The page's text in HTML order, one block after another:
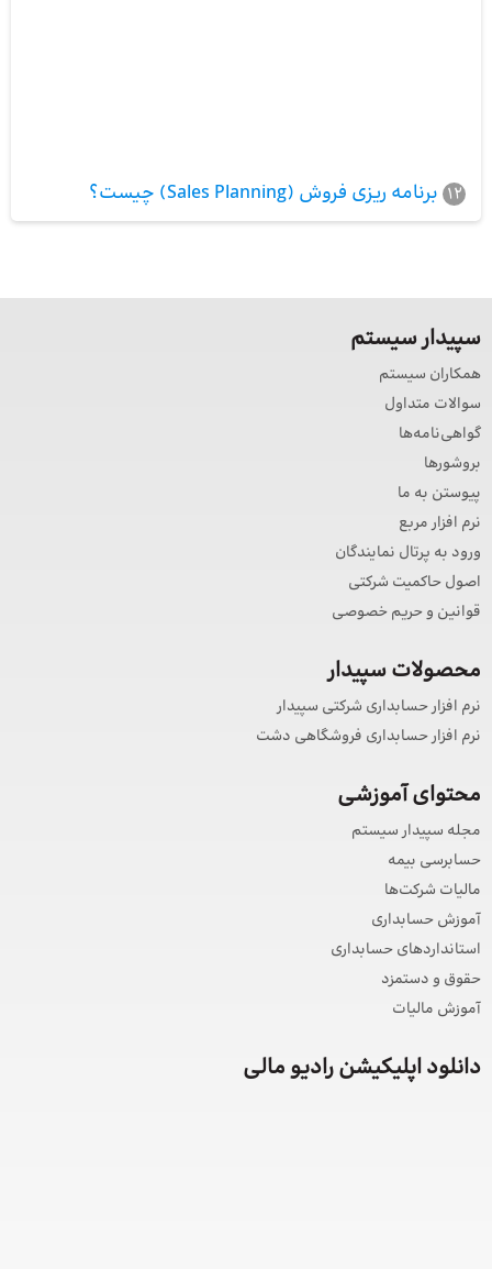
12 برنامه ریزی فروش (Sales Planning) چیست؟
سپیدار سیستم
همکاران سیستم
سوالات متداول
گواهی‌نامه‌ها
بروشورها
پیوستن به ما
نرم افزار مربع
ورود به پرتال نمایندگان
اصول حاکمیت شرکتی
قوانین و حریم خصوصی
محصولات سپیدار
نرم افزار حسابداری شرکتی سپیدار
نرم افزار حسابداری فروشگاهی دشت
محتوای آموزشی
مجله سپیدار سیستم
حسابرسی بیمه
مالیات شرکت‌ها
آموزش حسابداری
استانداردهای حسابداری
حقوق و دستمزد
آموزش مالیات
دانلود اپلیکیشن رادیو مالی